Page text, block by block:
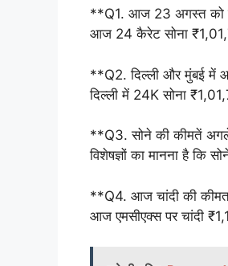
**Q1. आज 23 अगस्त को
आज 24 कैरेट सोना
**Q2. दिल्ली और मुंबई में
दिल्ली में 24K सोना
**Q3. सोने की कीमतें
विशेषज्ञों का मानना है कि
**Q4. आज चांदी की
आज एमसीएक्स पर चांदी